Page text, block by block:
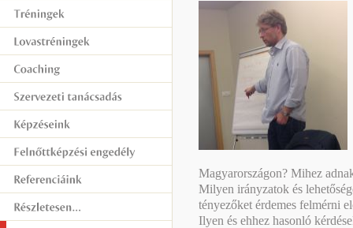
Magyarországon? Mihez
Milyen irányzatok és
tényezőket érdemes felmérni
Ilyen és ehhez hasonló